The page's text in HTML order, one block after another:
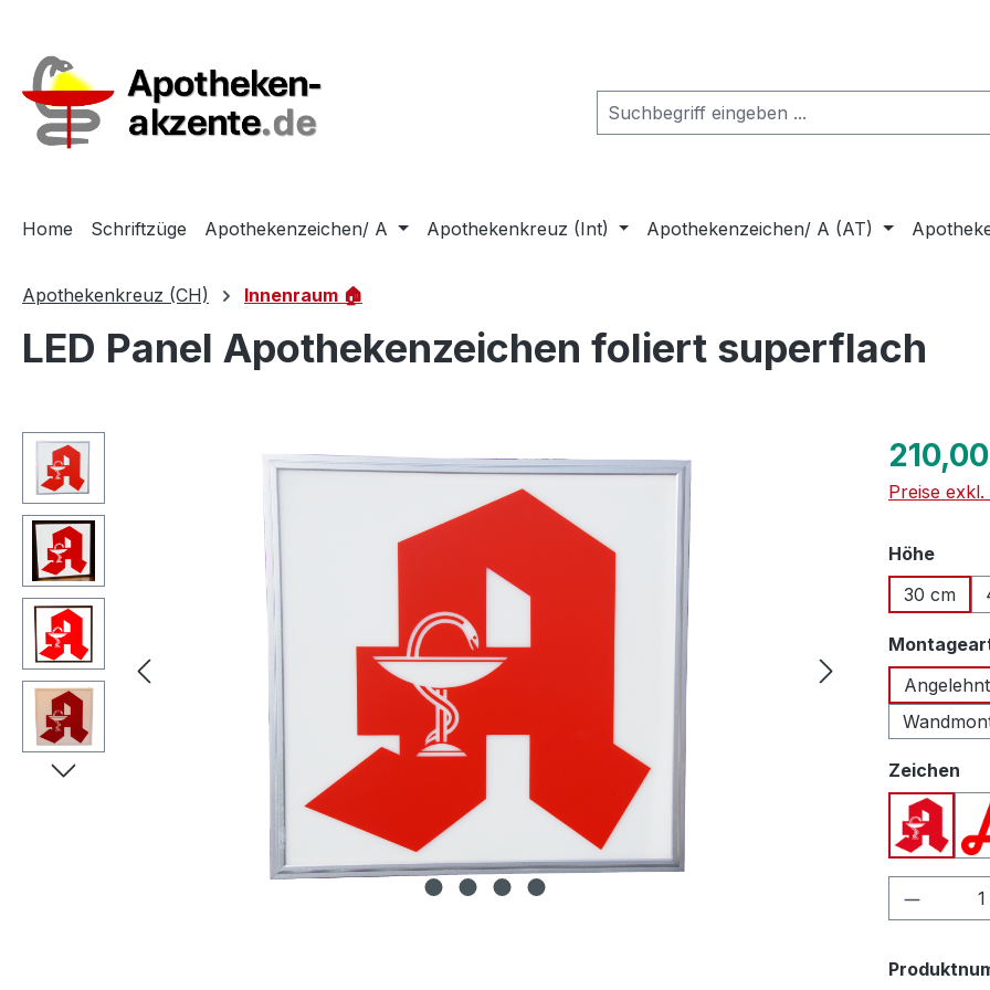
Home Schriftzüge Apothekenzeichen/ A Apothekenkreuz (Int) Apothekenzeichen/ A (AT)
Apothekenkreuz (CH) Innenraum 🏠
LED Panel Apothekenzeichen foliert superflach
Bildergalerie überspringen Regulärer
Preise
Höhe
30 cm
Zeichen